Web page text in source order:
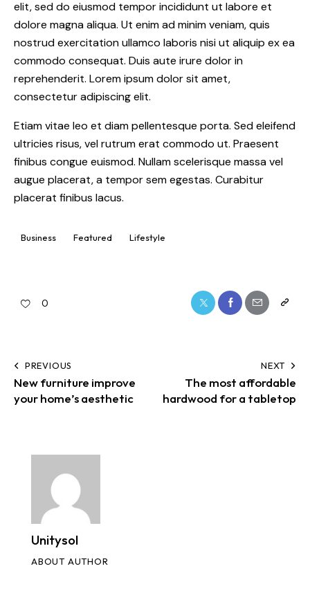
elit, sed do eiusmod tempor incididunt ut labore et
dolore magna aliqua. Ut enim ad minim veniam, quis
nostrud exercitation ullamco laboris nisi ut aliquip ex ea
commodo consequat. Duis aute irure dolor in
reprehenderit. Lorem ipsum dolor sit amet,
consectetur adipiscing elit.
Etiam vitae leo et diam pellentesque porta. Sed eleifend
ultricies risus, vel rutrum erat commodo ut. Praesent
finibus congue euismod. Nullam scelerisque massa vel
augue placerat, a tempor sem egestas. Curabitur
placerat finibus lacus.
Business Featured Lifestyle
0
PREVIOUS
New furniture improve
your home’s aesthetic
NEXT
The most affordable
hardwood for a tabletop
Unitysol
ABOUT AUTHOR